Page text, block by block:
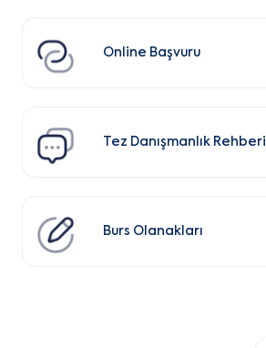
Online Başvuru
Tez Danışmanlık Rehberi
Burs Olanakları